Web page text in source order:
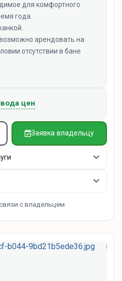
для комфортного
года.
арендовать на
отсутствии в бане
цен
Заявка владельцу
с владельцем